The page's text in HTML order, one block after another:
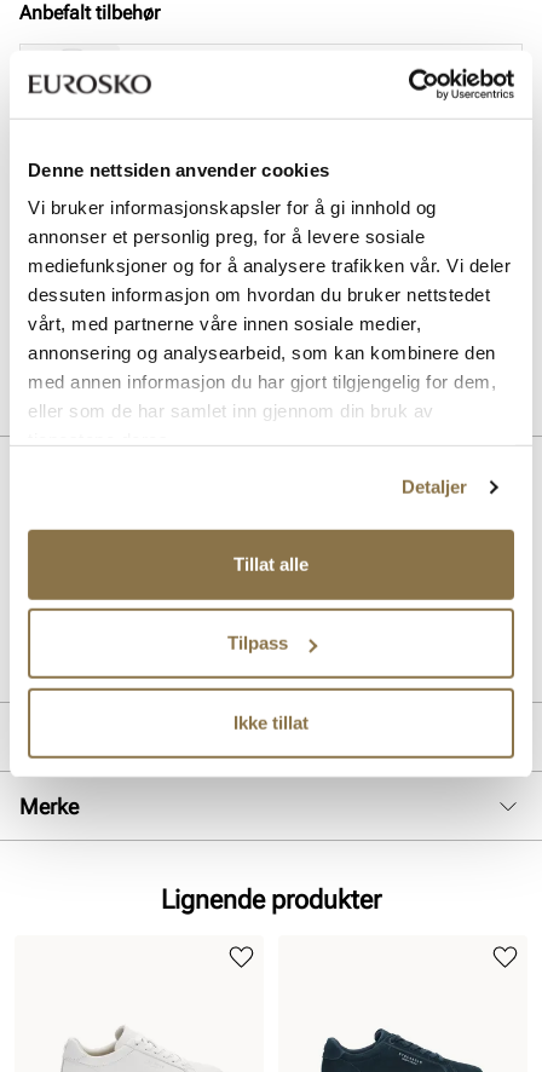
Denne nettsiden anvender cookies
Vi bruker informasjonskapsler for å gi innhold og
annonser et personlig preg, for å levere sosiale
mediefunksjoner og for å analysere trafikken vår. Vi deler
dessuten informasjon om hvordan du bruker nettstedet
vårt, med partnerne våre innen sosiale medier,
annonsering og analysearbeid, som kan kombinere den
med annen informasjon du har gjort tilgjengelig for dem,
eller som de har samlet inn gjennom din bruk av
Detaljer
Tillat alle
Tilpass
Ikke tillat
Anbefalt tilbehør
Magic Protector impregneringsspray
169,-
SOLITAIRE
Sneaker Magic cleaning sett
229,-
SOLITAIRE
Multicolour cream - nøytral
Pris
99,-
fleksibel yttersåle som gir foten optimal komfort hele dagen.
For:Skinn
Merke
Lignende produkter